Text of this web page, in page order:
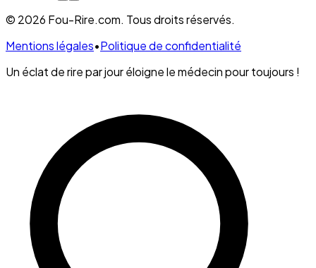
© 2026 Fou-Rire.com. Tous droits réservés.
Mentions légales•Politique de confidentialité
Un éclat de rire par jour éloigne le médecin pour toujours !